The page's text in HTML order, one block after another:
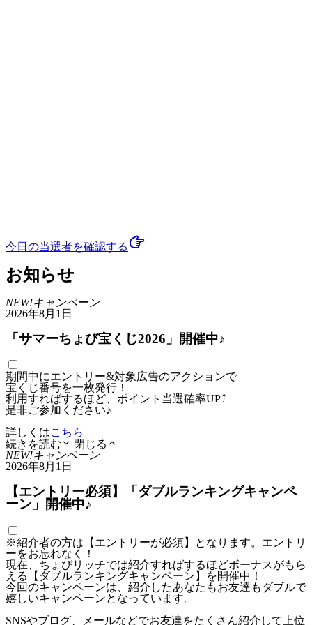
今日の当選者を確認する
お知らせ
NEW!キャンペーン
2026年8月1日
「サマーちょび宝くじ2026」開催中♪
期間中にエントリー&対象広告のアクションで
宝くじ番号を一枚発行！
利用すればするほど、ポイント当選確率UP⤴
是非ご参加ください♪
詳しくはこちら
続きを読む
閉じる
NEW!キャンペーン
2026年8月1日
【エントリー必須】「ダブルランキングキャンペ
ーン」開催中♪
※紹介者の方は【エントリーが必須】となります。エントリ
ーをお忘れなく！
現在、ちょびリッチでは紹介すればするほどボーナスがもら
える【ダブルランキングキャンペーン】を開催中！
今回のキャンペーンは、紹介したあなたもお友達もダブルで
嬉しいキャンペーンとなっています。
SNSやブログ、メールなどでお友達をたくさん紹介して上位